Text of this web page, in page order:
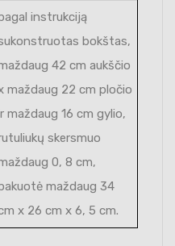
instrukciją
bokštas,
42 cm aukščio
maždaug 22 cm pločio
maždaug 16 cm gylio,
skersmuo
0, 8 cm,
maždaug 34
x 26 cm x 6, 5 cm.